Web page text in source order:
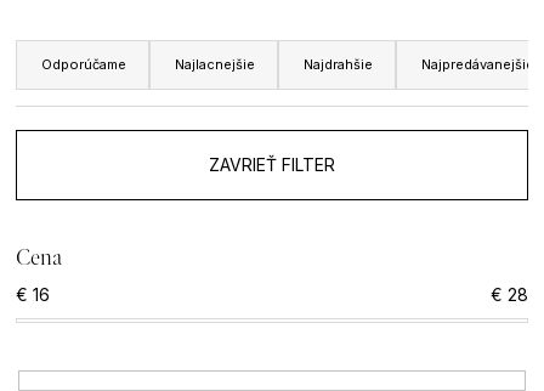
R
a
e
n
i
e
Odporúčame Najlacnejšie Najdrahšie Najpredávanejšie
ZAVRIEŤ FILTER
Cena
€ 16 € 28
o
e
b
u